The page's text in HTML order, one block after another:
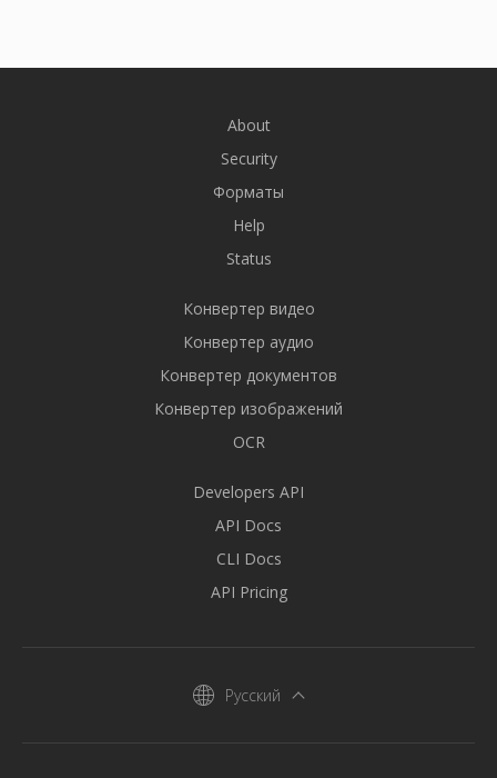
About
Security
Форматы
Help
Status
Конвертер видео
Конвертер аудио
Конвертер документов
Конвертер изображений
OCR
Developers API
API Docs
CLI Docs
API Pricing
Русский